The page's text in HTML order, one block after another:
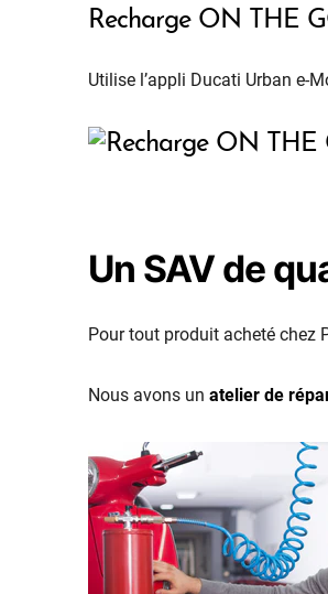
Recharge ON THE
Utilise l’appli Ducati Urban e-
Un SAV de
Pour tout produit acheté chez
Nous avons un atelier de